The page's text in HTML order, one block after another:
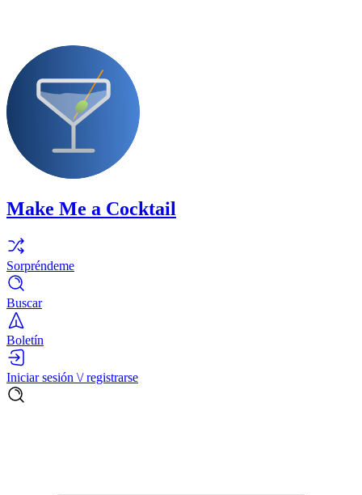
Make Me a Cocktail
Sorpréndeme
Buscar
Boletín
Iniciar sesión \/ registrarse